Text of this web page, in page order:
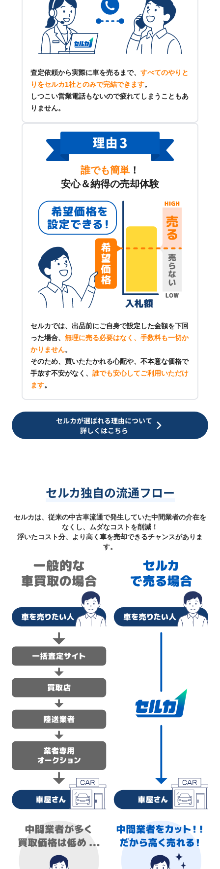
査定依頼から実際に車を売るまで、 すべてのやりと
りをセルカ1社とのみで完結できます。
しつこい営業電話もないので疲れてしまうこともあ
りません。
誰でも簡単 ！
安心＆納得の売却体験
セルカでは、出品前にご自身で設定した金額を下回
った場合、 無理に売る必要はなく、手数料も一切か
かりません。
そのため、買いたたかれる心配や、不本意な価格で
手放す不安がなく、 誰でも安心してご利用いただけ
ます。
セルカが選ばれる理由について
詳しくはこちら
セルカ独自の流通フロー
セルカは、従来の中古車流通で発生していた中間業者の介在を
なくし、ムダなコストを削減！
浮いたコスト分、より高く車を売却できるチャンスがありま
す。